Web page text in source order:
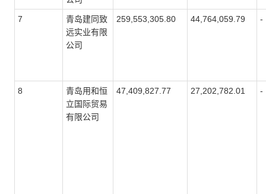
7
青岛建同致
远实业有限
公司
259,553,305.80 44,764,059.79 -
8
青岛用和恒
立国际贸易
有限公司
47,409,827.77 27,202,782.01 -